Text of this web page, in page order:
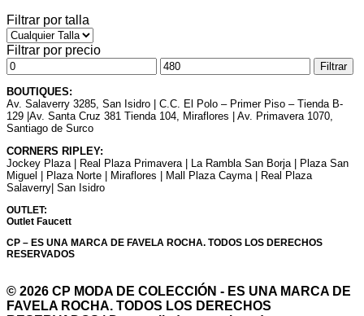
Filtrar por talla
Filtrar por precio
Precio
mínimo
Precio
máximo
Filtrar
BOUTIQUES:
Av. Salaverry 3285, San Isidro | C.C. El Polo – Primer Piso – Tienda B-
129 |Av. Santa Cruz 381 Tienda 104, Miraflores | Av. Primavera 1070,
Santiago de Surco
CORNERS RIPLEY:
Jockey Plaza | Real Plaza Primavera | La Rambla San Borja | Plaza San
Miguel | Plaza Norte | Miraflores | Mall Plaza Cayma | Real Plaza
Salaverry| San Isidro
OUTLET:
Outlet Faucett
CP – ES UNA MARCA DE FAVELA ROCHA. TODOS LOS DERECHOS
RESERVADOS
© 2026 CP MODA DE COLECCIÓN - ES UNA MARCA DE
FAVELA ROCHA. TODOS LOS DERECHOS